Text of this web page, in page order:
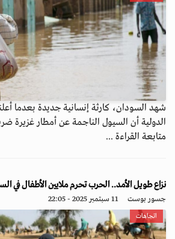
شهد السودان، كارثة إنسانية جديدة بعدما
الدولية أن السيول الناجمة عن أمطار غزيرة
متابعة القراءة ...
نزاع طويل الأمد.. الحرب تحرم ملايين الأطفال في
جسور بوست 11 سبتمبر 2025 - 22:05
اتجاهات